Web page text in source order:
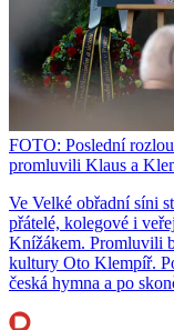
FOTO: Poslední
promluvili Klaus a
Ve Velké obřadní síni
přátelé, kolegové i
Knížákem. Promluvili
kultury Oto Klempíř.
česká hymna a po